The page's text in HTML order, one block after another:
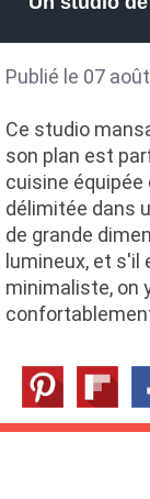
Publié le 07
Ce studio
son plan est
cuisine
délimitée dans
de grande
lumineux, et
minimaliste, on